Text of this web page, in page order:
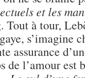
et les
à tour,
s’imagine
assurance
l’amour est